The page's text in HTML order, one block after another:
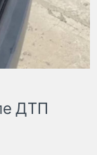
ДТП